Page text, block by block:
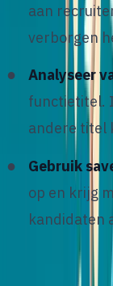
aan
verborgen
Analyseer
functietitel.
andere titel
Gebruik
op en krijg
kandidaten